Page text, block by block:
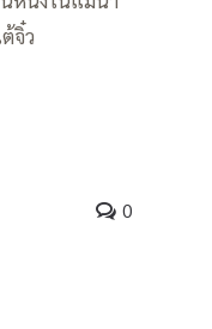
จิ๋ว
0